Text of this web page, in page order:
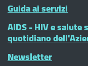
Guida ai servizi
AIDS - HIV e salute
quotidiano
Newsletter